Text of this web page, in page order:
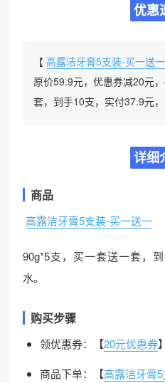
优惠
【 高露洁牙膏5支装-买一送一
原价59.9元，优惠券减20元
套，到手10支，实付37.9元，
详细
商品
高露洁牙膏5支装-买一送一
90g*5支，买一套送一套，
水。
购买步骤
领优惠券：【20元优惠券】
商品下单：【高露洁牙膏